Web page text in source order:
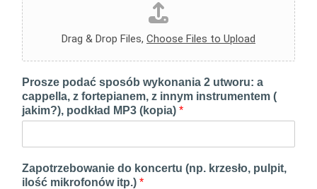
Drag & Drop Files, Choose Files to Upload
Prosze podać sposób wykonania 2 utworu: a
cappella, z fortepianem, z innym instrumentem (
jakim?), podkład MP3 (kopia) *
Zapotrzebowanie do koncertu (np. krzesło, pulpit,
ilość mikrofonów itp.) *